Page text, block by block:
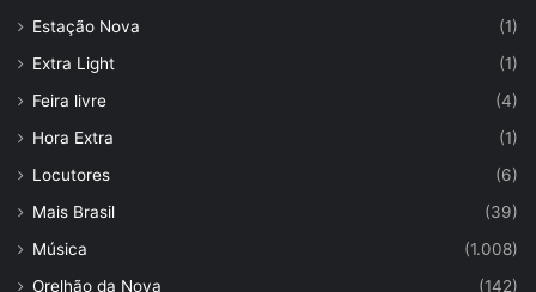
Estação Nova
(1)
Extra Light
(1)
Feira livre
(4)
Hora Extra
(1)
Locutores
(6)
Mais Brasil
(39)
Música
(1.008)
Orelhão da Nova
(142)